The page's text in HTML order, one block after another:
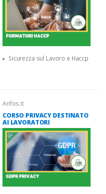
Sicurezza sul Lavoro e Haccp
Anfos.it
CORSO PRIVACY DESTINATO
AI LAVORATORI